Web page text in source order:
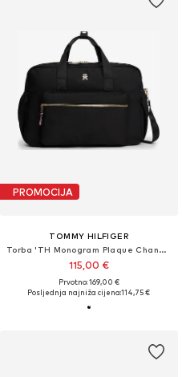
PROMOCIJA
TOMMY HILFIGER
Torba 'TH Monogram Plaque Changing'
115,00 €
Prvotno: 169,00 €
Posljednja najniža cijena:114,75 €